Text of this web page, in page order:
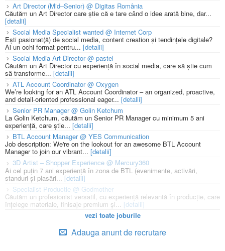
Art Director (Mid–Senior) @ Digitas România
Căutăm un Art Director care știe că e tare când o idee arată bine, dar...
[detalii]
Social Media Specialist wanted @ Internet Corp
Ești pasionat(ă) de social media, content creation și tendințele digitale?
Ai un ochi format pentru... [detalii]
Social Media Art Director @ pastel
Căutăm un Art Director cu experiență în social media, care să știe cum
să transforme... [detalii]
ATL Account Coordinator @ Oxygen
We’re looking for an ATL Account Coordinator – an organized, proactive,
and detail-oriented professional eager... [detalii]
Senior PR Manager @ Golin Ketchum
La Golin Ketchum, căutăm un Senior PR Manager cu minimum 5 ani
experiență, care știe... [detalii]
BTL Account Manager @ YES Communication
Job description: We're on the lookout for an awesome BTL Account
Manager to join our vibrant... [detalii]
3D Artist – Shopper Experience @ Mercury360
Ai cel puțin 7 ani experiență în zona de BTL (evenimente, activări,
standuri și plasări...[detalii]
Specialist Productie @ Godmother
Căutăm un profesionist versatil, cu experiență relevantă în producție, care
înțelege materiale, finisaje premium și... [detalii]
vezi toate joburile
Adauga anunt de recrutare